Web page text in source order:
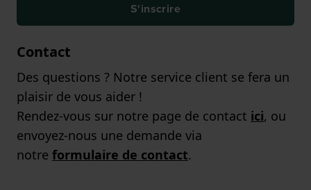
S'inscrire
Contact
Des questions ? Notre service client se fera un
plaisir de vous aider !
Rendez-vous sur notre page de contact ici, ou
envoyez-nous une demande via
notre formulaire de contact.